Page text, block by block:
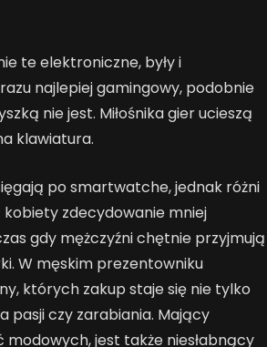
te elektroniczne, były i
najlepiej gamingowy, podobnie
nie jest. Miłośnika gier ucieszą
klawiatura.
po smartwatche, jednak różni
zdecydowanie mniej
gdy mężczyźni chętnie przyjmują
W męskim prezentowniku
których zakup staje się nie tylko
pasji czy zarabiania. Mający
jest także niesłabnący